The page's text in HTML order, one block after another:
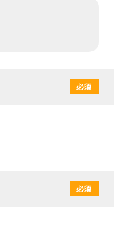
必須
必須